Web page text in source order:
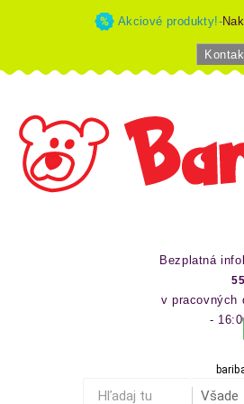
Akciové produkty!-
Bezplatná
v pracovných
-